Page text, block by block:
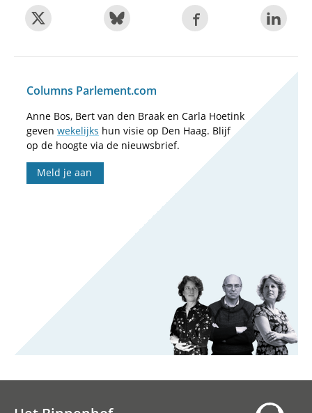
Columns Parlement.com
Anne Bos, Bert van den Braak en Carla Hoetink
geven wekelijks hun visie op Den Haag. Blijf
op de hoogte via de nieuwsbrief.
Meld je aan